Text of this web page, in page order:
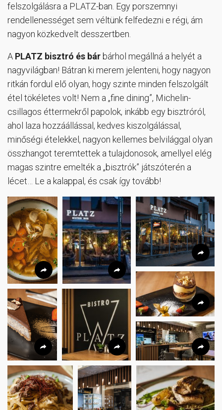
felszolgálásra a PLATZ-ban. Egy porszemnyi
rendellenességet sem véltünk felfedezni e régi, ám
nagyon közkedvelt desszertben.
A PLATZ bisztró és bár bárhol megállná a helyét a
nagyvilágban! Bátran ki merem jelenteni, hogy nagyon
ritkán fordul elő olyan, hogy szinte minden felszolgált
étel tökéletes volt! Nem a „fine dining”, Michelin-
csillagos éttermekről papolok, inkább egy bisztróról,
ahol laza hozzáállással, kedves kiszolgálással,
minőségi ételekkel, nagyon kellemes belvilággal olyan
összhangot teremtettek a tulajdonosok, amellyel elég
magas szintre emelték a „bisztrók” játszóterén a
lécet… Le a kalappal, és csak így tovább!